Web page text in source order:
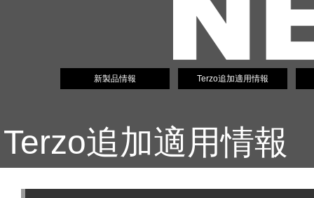
新製品情報 Terzo追加適用情報
Terzo追加適用情報